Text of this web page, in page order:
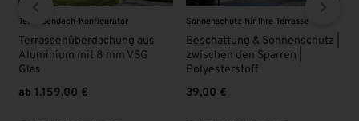
aus
8 mm VSG
Sonnenschutz für Ihre Terrasse
Beschattung & Sonnenschutz |
zwischen den Sparren |
VSG - Glas
VSG Glas 8 mm |
63,00
€